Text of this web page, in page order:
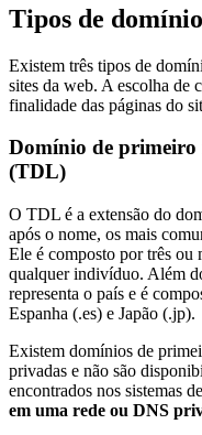
Tipos de domínio
Existem três tipos de
sites da web. A escolha de
finalidade das páginas do
Domínio de primeiro
(TDL)
O TDL é a extensão do
após o nome, os mais
Ele é composto por três ou
qualquer indivíduo. Além
representa o país e é
Espanha (.es) e Japão (.jp).
Existem domínios de
privadas e não são
encontrados nos sistemas
em uma rede ou DNS